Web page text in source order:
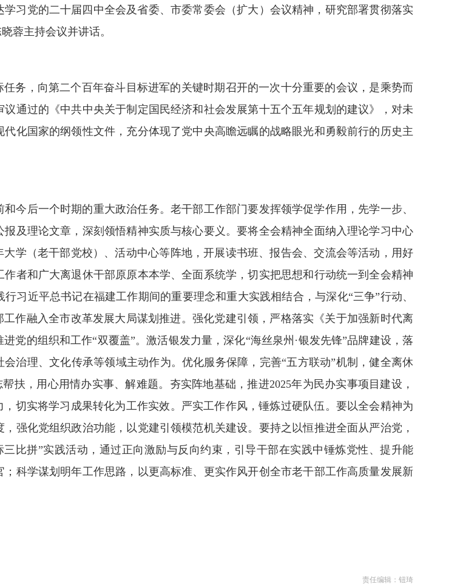
习党的二十届四中全会及省委、市委常委会（扩大）会议精神，研究部署贯彻落实
蓉主持会议并讲话。
务，向第二个百年奋斗目标进军的关键时期召开的一次十分重要的会议，是乘势而
通过的《中共中央关于制定国民经济和社会发展第十五个五年规划的建议》，对未
化国家的纲领性文件，充分体现了党中央高瞻远瞩的战略眼光和勇毅前行的历史主
今后一个时期的重大政治任务。老干部工作部门要发挥领学促学作用，先学一步、
及理论文章，深刻领悟精神实质与核心要义。要将全会精神全面纳入理论学习中心
学（老干部党校）、活动中心等阵地，开展读书班、报告会、交流会等活动，用好
者和广大离退休干部原原本本学、全面系统学，切实把思想和行动统一到全会精神
习近平总书记在福建工作期间的重要理念和重大实践相结合，与深化“三争”行动、
作融入全市改革发展大局谋划推进。强化党建引领，严格落实《关于加强新时代离
党的组织和工作“双覆盖”。激活银发力量，深化“海丝泉州·银发先锋”品牌建设，落
治理、文化传承等领域主动作为。优化服务保障，完善“五方联动”机制，健全离休
扶，用心用情办实事、解难题。夯实阵地基础，推进2025年为民办实事项目建设，
切实将学习成果转化为工作实效。严实工作作风，锤炼过硬队伍。要以全会精神为
强化党组织政治功能，以党建引领模范机关建设。要持之以恒推进全面从严治党，
比拼”实践活动，通过正向激励与反向约束，引导干部在实践中锤炼党性、提升能
科学谋划明年工作思路，以更高标准、更实作风开创全市老干部工作高质量发展新
责任编辑：钮琦